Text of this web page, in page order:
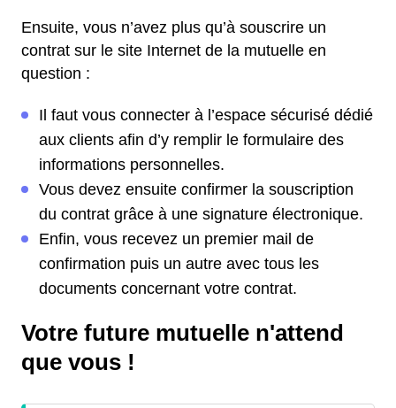
Ensuite, vous n’avez plus qu’à souscrire un
contrat sur le site Internet de la mutuelle en
question :
Il faut vous connecter à l’espace sécurisé dédié
aux clients afin d’y remplir le formulaire des
informations personnelles.
Vous devez ensuite confirmer la souscription
du contrat grâce à une signature électronique.
Enfin, vous recevez un premier mail de
confirmation puis un autre avec tous les
documents concernant votre contrat.
Votre future mutuelle n'attend
que vous !